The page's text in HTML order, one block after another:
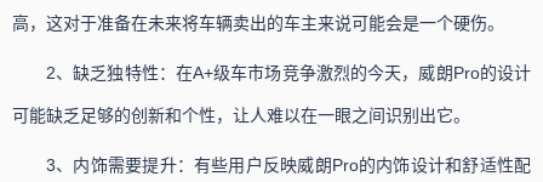
高，这对于准备在未来将车辆卖出的车主来说可能会是一个硬伤。
2、缺乏独特性：在A+级车市场竞争激烈的今天，威朗Pro的设计
可能缺乏足够的创新和个性，让人难以在一眼之间识别出它。
3、内饰需要提升：有些用户反映威朗Pro的内饰设计和舒适性配